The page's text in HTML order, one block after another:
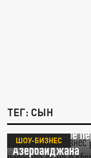
ТЕГ: СЫН
Плющенко
катание после
Азербайджана
ШОУ-БИЗНЕС